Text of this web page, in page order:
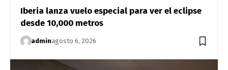
Iberia lanza vuelo especial para ver el eclipse
desde 10,000 metros
adminagosto 6, 2026